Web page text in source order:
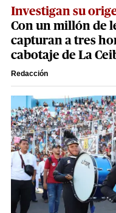
Investigan su
Con un millón de
capturan a tres
cabotaje de La
Redacción